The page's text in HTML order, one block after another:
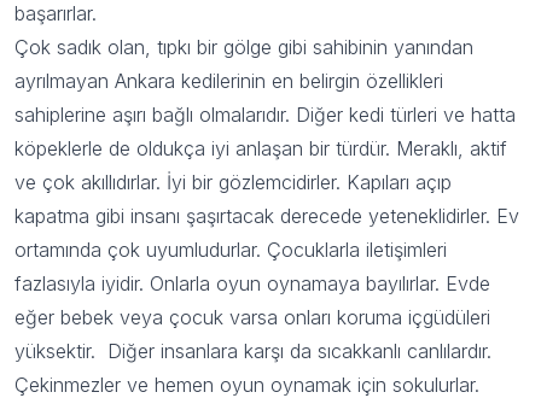
başarırlar.
Çok sadık olan, tıpkı bir gölge gibi sahibinin yanından
ayrılmayan Ankara kedilerinin en belirgin özellikleri
sahiplerine aşırı bağlı olmalarıdır. Diğer kedi türleri ve hatta
köpeklerle de oldukça iyi anlaşan bir türdür. Meraklı, aktif
ve çok akıllıdırlar. İyi bir gözlemcidirler. Kapıları açıp
kapatma gibi insanı şaşırtacak derecede yeteneklidirler. Ev
ortamında çok uyumludurlar. Çocuklarla iletişimleri
fazlasıyla iyidir. Onlarla oyun oynamaya bayılırlar. Evde
eğer bebek veya çocuk varsa onları koruma içgüdüleri
yüksektir. Diğer insanlara karşı da sıcakkanlı canlılardır.
Çekinmezler ve hemen oyun oynamak için sokulurlar.